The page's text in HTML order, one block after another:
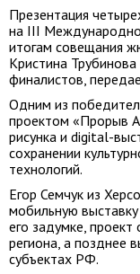
Презентация
на III
итогам совещания
Кристина
финалистов,
Одним из
проектом «Прорыв
рисунка и digital-
сохранении
технологий.
Егор Семчук из
мобильную
его задумке, проект
региона, а позднее
субъектах РФ.